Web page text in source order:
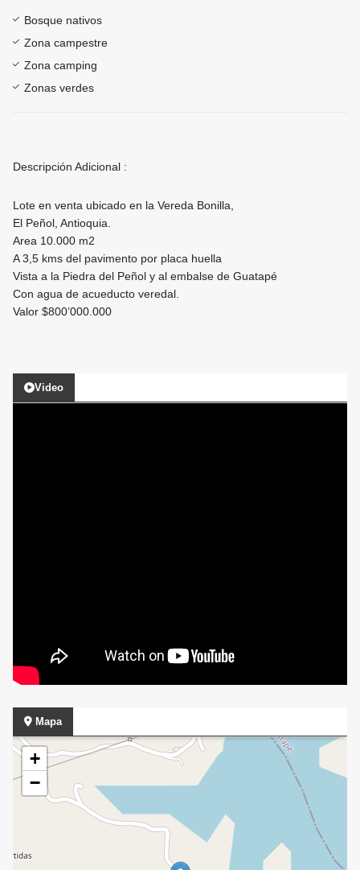
Bosque nativos
Zona campestre
Zona camping
Zonas verdes
Descripción Adicional :
Lote en venta ubicado en la Vereda Bonilla,
El Peñol, Antioquia.
Area 10.000 m2
A 3,5 kms del pavimento por placa huella
Vista a la Piedra del Peñol y al embalse de Guatapé
Con agua de acueducto veredal.
Valor $800’000.000
Video
Mapa
+
−